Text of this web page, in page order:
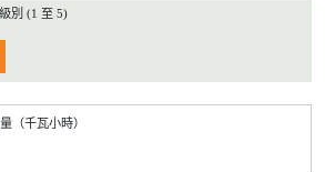
別 (1 至 5)
（千瓦小時）